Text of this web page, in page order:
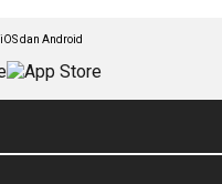
dan Android